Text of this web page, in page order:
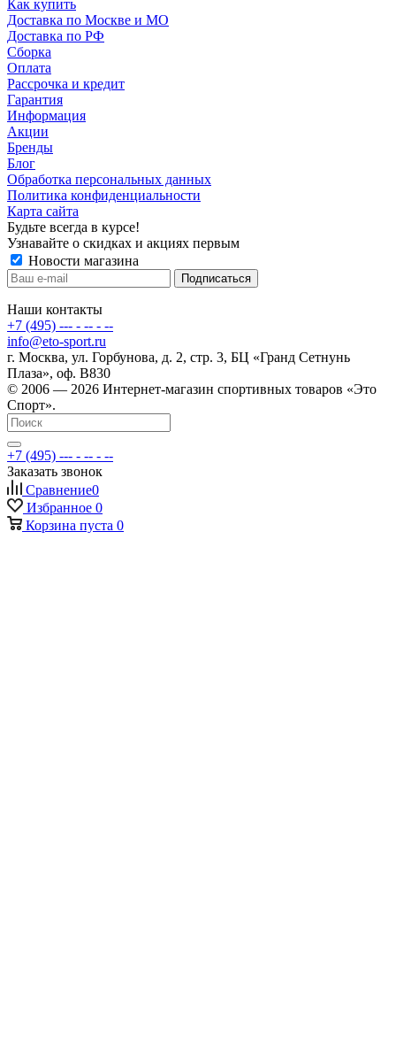
Как купить
Доставка по Москве и МО
Доставка по РФ
Сборка
Оплата
Рассрочка и кредит
Гарантия
Информация
Акции
Бренды
Блог
Обработка персональных данных
Политика конфиденциальности
Карта сайта
Будьте всегда в курсе!
Узнавайте о скидках и акциях первым
Новости магазина
Наши контакты
+7 (495) --- - -- - --
info@eto-sport.ru
г. Москва, ул. Горбунова, д. 2, стр. 3, БЦ «Гранд Сетнунь
Плаза», оф. В830
© 2006 — 2026 Интернет-магазин спортивных товаров «Это
Спорт».
+7 (495) --- - -- - --
Заказать звонок
Сравнение0
Избранное 0
Корзина пуста 0